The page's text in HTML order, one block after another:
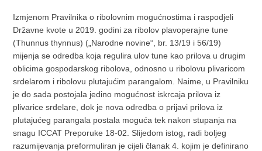
Izmjenom Pravilnika o ribolovnim mogućnostima i raspodjeli
Državne kvote u 2019. godini za ribolov plavoperajne tune
(Thunnus thynnus) („Narodne novine“, br. 13/19 i 56/19)
mijenja se odredba koja regulira ulov tune kao prilova u drugim
oblicima gospodarskog ribolova, odnosno u ribolovu plivaricom
srdelarom i ribolovu plutajućim parangalom. Naime, u Pravilniku
je do sada postojala jedino mogućnost iskrcaja prilova iz
plivarice srdelare, dok je nova odredba o prijavi prilova iz
plutajućeg parangala postala moguća tek nakon stupanja na
snagu ICCAT Preporuke 18-02. Slijedom istog, radi boljeg
razumijevanja preformuliran je cijeli članak 4. kojim je definirano